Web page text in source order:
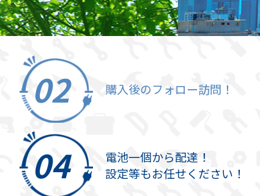
購入後のフォロー訪問！
電池一個から配達！
設定等もお任せください！